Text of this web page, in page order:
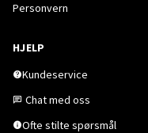
Personvern
HJELP
Kundeservice
Chat med oss
Ofte stilte spørsmål